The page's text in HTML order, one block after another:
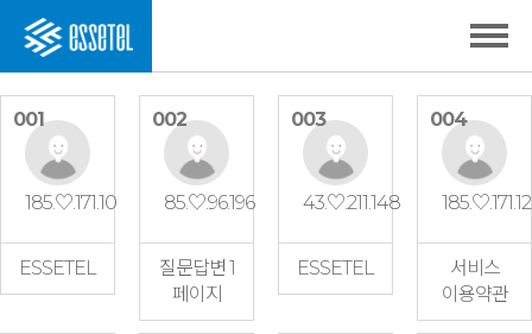
001
185.♡.171.10
ESSETEL
002
85.♡.96.196
질문답변 1
페이지
003
43.♡.211.148
ESSETEL
004
185.♡.171.12
서비스
이용약관